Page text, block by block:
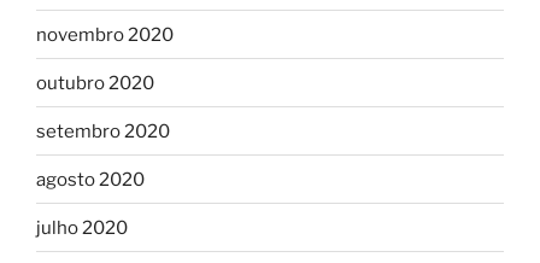
novembro 2020
outubro 2020
setembro 2020
agosto 2020
julho 2020